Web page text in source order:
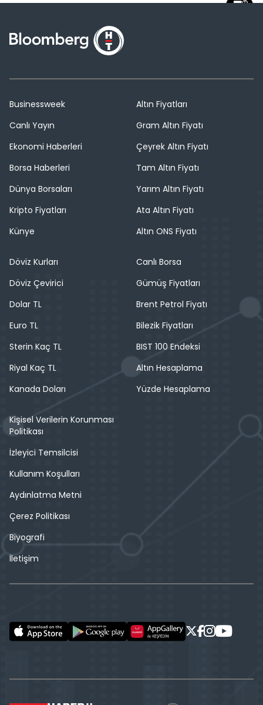
Businessweek
Canlı Yayın
Ekonomi Haberleri
Borsa Haberleri
Dünya Borsaları
Kripto Fiyatları
Künye
Altın Fiyatları
Gram Altın Fiyatı
Çeyrek Altın Fiyatı
Tam Altın Fiyatı
Yarım Altın Fiyatı
Ata Altın Fiyatı
Altın ONS Fiyatı
Döviz Kurları
Döviz Çevirici
Dolar TL
Euro TL
Sterin Kaç TL
Riyal Kaç TL
Kanada Doları
Canlı Borsa
Gümüş Fiyatları
Brent Petrol Fiyatı
Bilezik Fiyatları
BIST 100 Endeksi
Altın Hesaplama
Yüzde Hesaplama
Kişisel Verilerin Korunması
Politikası
İzleyici Temsilcisi
Kullanım Koşulları
Aydınlatma Metni
Çerez Politikası
Biyografi
İletişim